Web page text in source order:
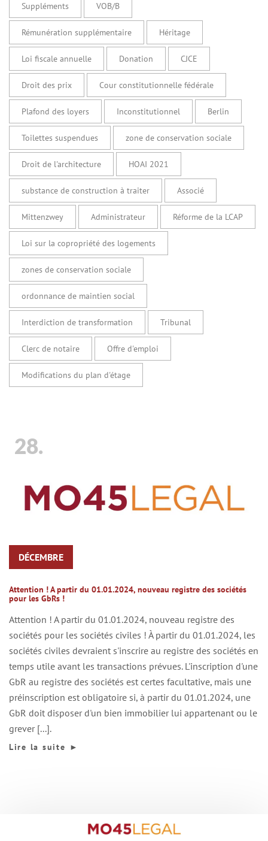
Suppléments VOB/B
Rémunération supplémentaire Héritage
Loi fiscale annuelle Donation CJCE
Droit des prix Cour constitutionnelle fédérale
Plafond des loyers Inconstitutionnel Berlin
Toilettes suspendues zone de conservation sociale
Droit de l'architecture HOAI 2021
substance de construction à traiter Associé
Mittenzwey Administrateur Réforme de la LCAP
Loi sur la copropriété des logements
zones de conservation sociale
ordonnance de maintien social
Interdiction de transformation Tribunal
Clerc de notaire Offre d'emploi
Modifications du plan d'étage
28.
DÉCEMBRE
Attention ! A partir du 01.01.2024, nouveau registre des sociétés
pour les GbRs !
Attention ! A partir du 01.01.2024, nouveau registre des
sociétés pour les sociétés civiles ! À partir du 01.01.2024, les
sociétés civiles devraient s'inscrire au registre des sociétés en
temps utile avant les transactions prévues. L'inscription d'une
GbR au registre des sociétés est certes facultative, mais une
préinscription est obligatoire si, à partir du 01.01.2024, une
GbR doit disposer d'un bien immobilier lui appartenant ou le
grever [...].
Lire la suite ►